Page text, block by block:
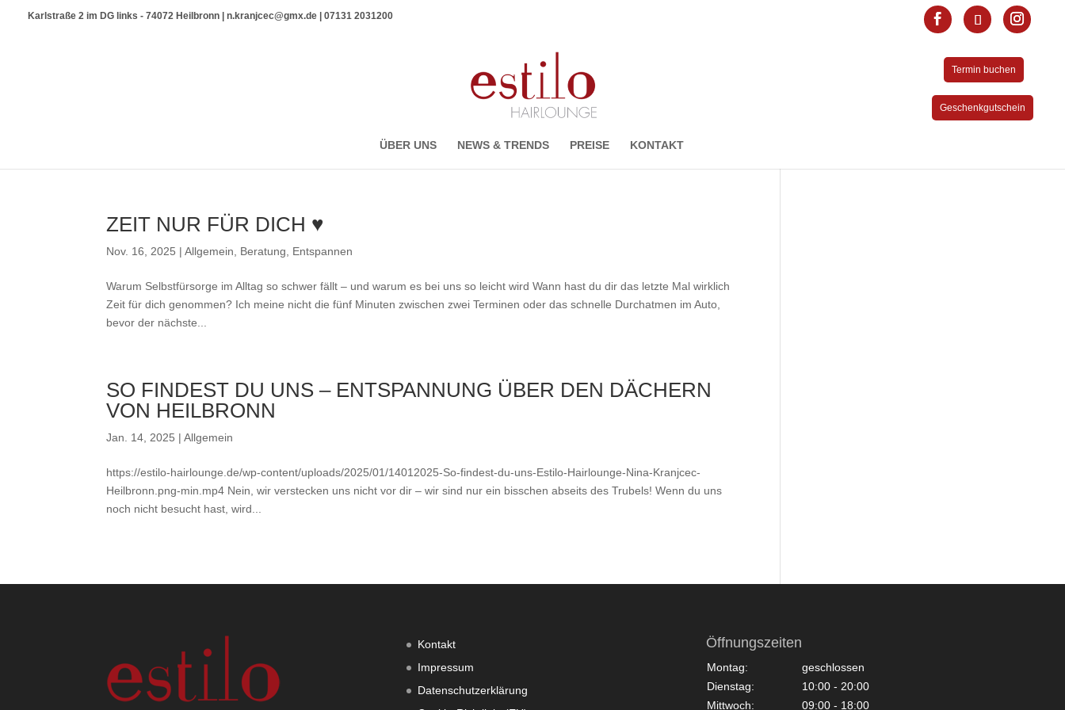
Karlstraße 2 im DG links - 74072 Heilbronn | n.kranjcec@gmx.de | 07131 2031200
Termin buchen
Geschenkgutschein
ÜBER UNS NEWS & TRENDS PREISE KONTAKT
ZEIT NUR FÜR DICH ♥
Nov. 16, 2025 |Allgemein Beratung Entspannen
Warum Selbstfürsorge im Alltag so schwer fällt – und warum es bei uns so leicht wird Wann hast du dir das letzte Mal wirklich
Zeit für dich genommen? Ich meine nicht die fünf Minuten zwischen zwei Terminen oder das schnelle Durchatmen im Auto,
bevor der nächste...
SO FINDEST DU UNS – ENTSPANNUNG ÜBER DEN DÄCHERN
VON HEILBRONN
Jan. 14, 2025 |Allgemein
https://estilo-hairlounge.de/wp-content/uploads/2025/01/14012025-So-findest-du-uns-Estilo-Hairlounge-Nina-Kranjcec-
Heilbronn.png-min.mp4 Nein, wir verstecken uns nicht vor dir – wir sind nur ein bisschen abseits des Trubels! Wenn du uns
noch nicht besucht hast, wird...
Kontakt
Impressum
Datenschutzerklärung
Öffnungszeiten
Montag:
geschlossen
Dienstag:
10:00 - 20:00
Mittwoch:
09:00 - 18:00